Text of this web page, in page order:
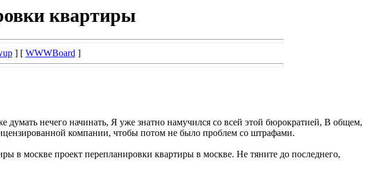
квартиры
] [ WWWBoard]
нечего начинать, Я уже знатно намучился со всей этой бюрократией, В общем,
компании, чтобы потом не было проблем со штрафами.
в москве проект перепланировки квартиры в москве. Не тяните до последнего,